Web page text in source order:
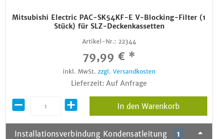
Mitsubishi Electric PAC-SK54KF-E V-Blocking-Filter (1
Stück) für SLZ-Deckenkassetten
Artikel-Nr.: 22344
79,99 € *
inkl. MwSt. zzgl. Versandkosten
Lieferzeit: Auf Anfrage
In den Warenkorb
Installationsverbindung Kondensatleitung 1